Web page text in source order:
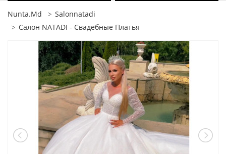
Nunta.md
Salonnatadi
Салон NATADI - Свадебные Платья